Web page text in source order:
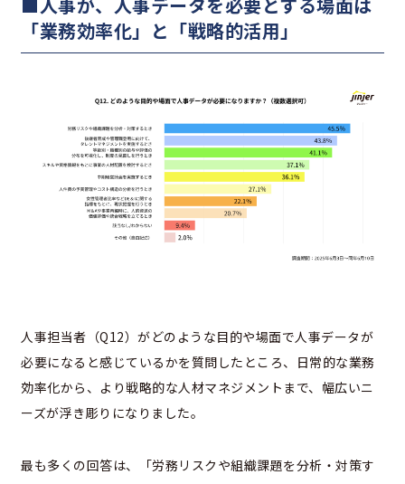
「業務効率化」と「戦略的活用」
人事担当者（Q12）がどのような目的や場面で人事データが
必要になると感じているかを質問したところ、日常的な業務
効率化から、より戦略的な人材マネジメントまで、幅広いニ
ーズが浮き彫りになりました。
最も多くの回答は、「労務リスクや組織課題を分析・対策す